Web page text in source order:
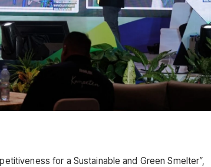
for a Sustainable and Green Smelter”,